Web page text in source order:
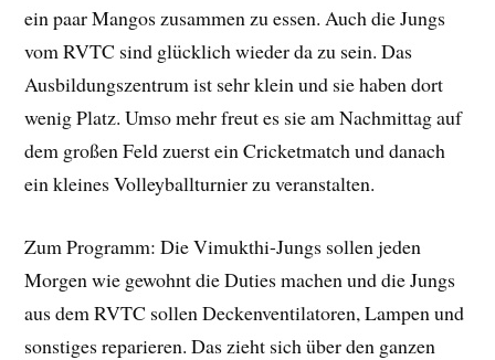
ein paar Mangos zusammen zu essen. Auch die Jungs
vom RVTC sind glücklich wieder da zu sein. Das
Ausbildungszentrum ist sehr klein und sie haben dort
wenig Platz. Umso mehr freut es sie am Nachmittag auf
dem großen Feld zuerst ein Cricketmatch und danach
ein kleines Volleyballturnier zu veranstalten.
Zum Programm: Die Vimukthi-Jungs sollen jeden
Morgen wie gewohnt die Duties machen und die Jungs
aus dem RVTC sollen Deckenventilatoren, Lampen und
sonstiges reparieren. Das zieht sich über den ganzen